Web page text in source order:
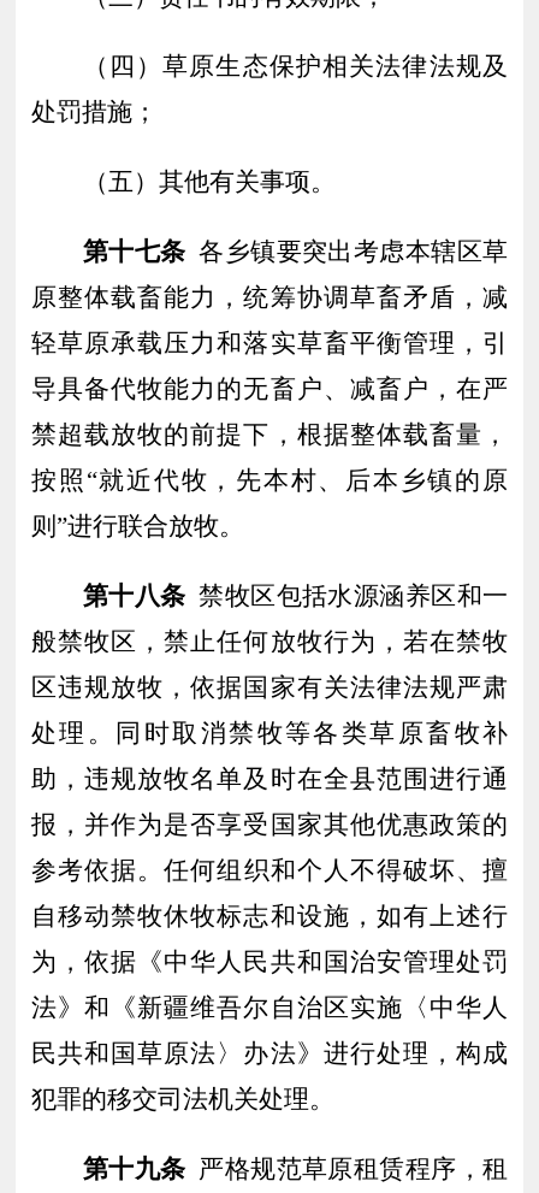
（四）草原生态保护相关法律法规及
处罚措施；
（五） 其他有关事项。
第十七条 各乡镇要突出考虑本辖区草
原整体载畜能力，统筹协调草畜矛盾，减
轻草原承载压力和落实草畜平衡管理，引
导具备代牧能力的无畜户、减畜户，在严
禁超载放牧的前提下，根据整体载畜量，
按照 “就近代牧，先本村、后本乡镇的原
则”进行联合放牧。
第十八条 禁牧区包括水源涵养区和一
般禁牧区，禁止任何放牧行为 ， 若在禁牧
区违规放牧 ，依据国家有关法律法规严肃
处理。同时取消禁牧等各类草原畜牧补
助 ，违规放牧名单及时在全县范围进行通
报，并作为是否享受国家其他优惠政策的
参考依据。任何组织和个人不得破坏、擅
自移动禁牧休牧标志和设施，如有上述行
为，依据《中华人民共和国治安管理处罚
法》和《新疆维吾尔自治区实施〈中华人
民共和国草原法〉办法》 进行处理，构成
犯罪的移交司法机关处理。
第十九条 严格规范草原租赁程序，租